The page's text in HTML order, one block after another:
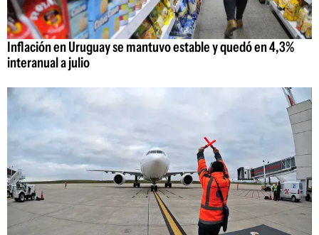
Inflación en Uruguay se mantuvo estable y quedó en 4,3%
interanual a julio